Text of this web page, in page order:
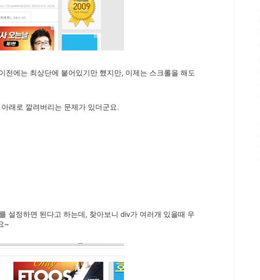
전에는 최상단에 붙어있기만 했지만, 이제는 스크롤을 해도
래로 깔려버리는 문제가 있더군요.
설정하면 된다고 하는데, 찾아보니 div가 여러개 있을때 우
~